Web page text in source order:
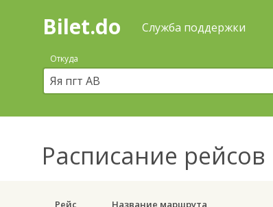
Поиск
покупка
билетов
автобус
онлайн
Bilet.do Служба поддержки
Откуда
Расписание рейсов
Рейс Название маршрута